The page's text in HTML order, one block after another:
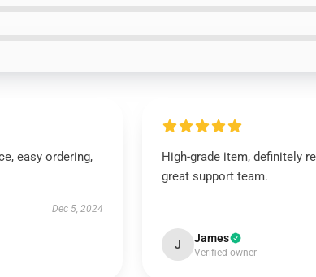
easy ordering,
Dec 5, 2024
High-grade item, definitely
great support team.
J James
Verified owner